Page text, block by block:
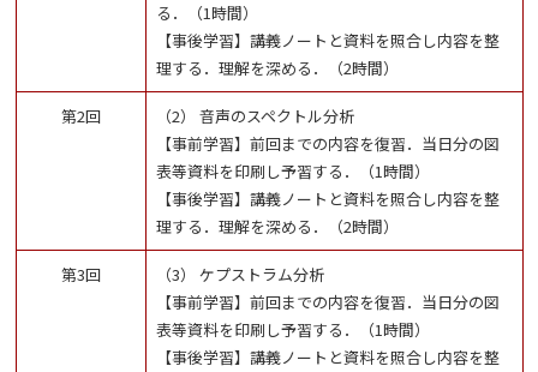
る．（1時間）
【事後学習】講義ノートと資料を照合し内容を整
理する．理解を深める．（2時間）
第2回
（2） 音声のスペクトル分析
【事前学習】前回までの内容を復習．当日分の図
表等資料を印刷し予習する．（1時間）
【事後学習】講義ノートと資料を照合し内容を整
理する．理解を深める．（2時間）
第3回
（3） ケプストラム分析
【事前学習】前回までの内容を復習．当日分の図
表等資料を印刷し予習する．（1時間）
【事後学習】講義ノートと資料を照合し内容を整